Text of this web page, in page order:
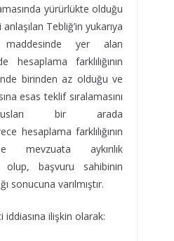
yürürlükte olduğu
Tebliğ’in yukarıya
maddesinde yer alan
hesaplama farklılığının
birinden az olduğu ve
esas teklif sıralamasını
bir arada
hesaplama farklılığının
mevzuata aykırılık
olup, başvuru sahibinin
sonucuna varılmıştır.
iddiasına ilişkin olarak: